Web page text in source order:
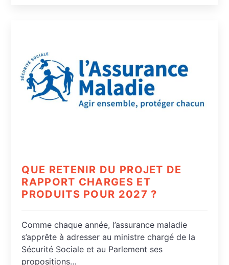
QUE RETENIR DU PROJET DE
RAPPORT CHARGES ET
PRODUITS POUR 2027 ?
Comme chaque année, l’assurance maladie
s’apprête à adresser au ministre chargé de la
Sécurité Sociale et au Parlement ses
propositions…